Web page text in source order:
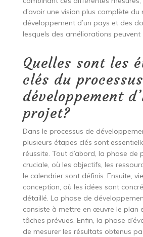
d’avoir une vision plus complète du
développement d’un pays et des
lesquels des améliorations peuvent
Quelles sont les
clés du
développement
projet?
Dans le processus de
plusieurs étapes clés sont
réussite. Tout d’abord, la phase de
cruciale, où les objectifs, les
le calendrier sont définis. Ensuite,
conception, où les idées sont
détaillé. La phase de
consiste à mettre en œuvre le plan
tâches prévues. Enfin, la phase
de mesurer les résultats obtenus